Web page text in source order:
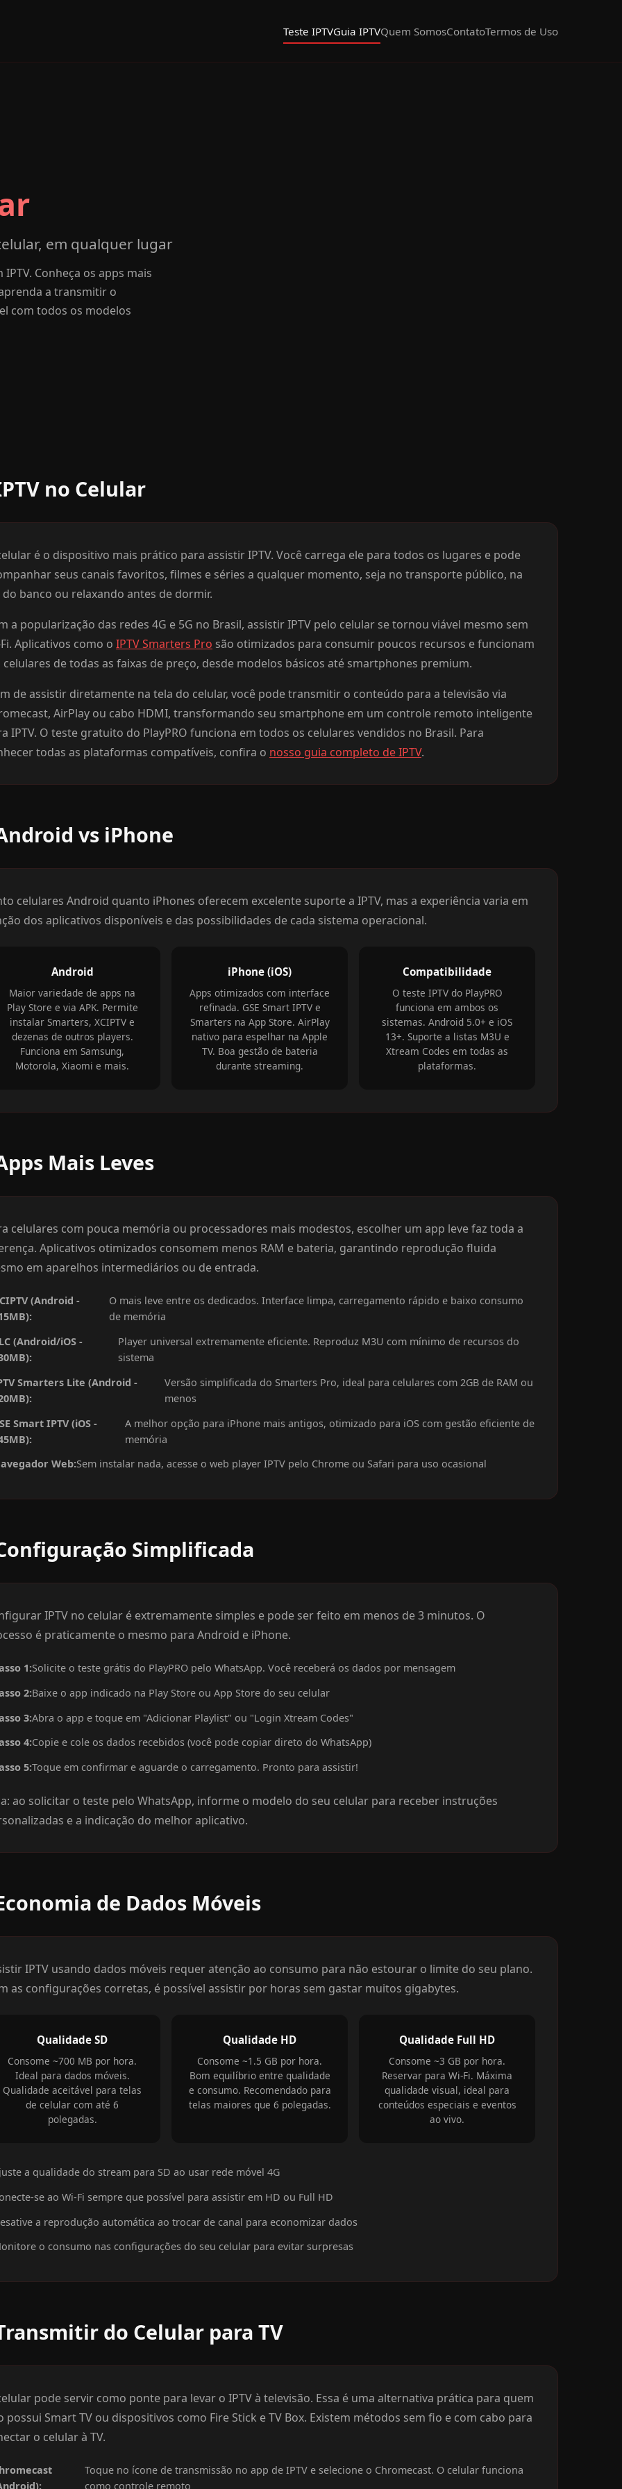
Teste IPTVGuia IPTVQuem SomosContatoTermos de Uso
em qualquer lugar
Conheça os apps mais
a transmitir o
com todos os modelos
no Celular
é o dispositivo mais prático para assistir IPTV. Você carrega ele para todos os lugares e pode
seus canais favoritos, filmes e séries a qualquer momento, seja no transporte público, na
banco ou relaxando antes de dormir.
a popularização das redes 4G e 5G no Brasil, assistir IPTV pelo celular se tornou viável mesmo sem
Aplicativos como o IPTV Smarters Pro são otimizados para consumir poucos recursos e funcionam
celulares de todas as faixas de preço, desde modelos básicos até smartphones premium.
de assistir diretamente na tela do celular, você pode transmitir o conteúdo para a televisão via
AirPlay ou cabo HDMI, transformando seu smartphone em um controle remoto inteligente
IPTV. O teste gratuito do PlayPRO funciona em todos os celulares vendidos no Brasil. Para
todas as plataformas compatíveis, confira o nosso guia completo de IPTV.
vs iPhone
celulares Android quanto iPhones oferecem excelente suporte a IPTV, mas a experiência varia em
dos aplicativos disponíveis e das possibilidades de cada sistema operacional.
Android
Maior variedade de apps na
Play Store e via APK. Permite
instalar Smarters, XCIPTV e
dezenas de outros players.
Funciona em Samsung,
Motorola, Xiaomi e mais.
iPhone (iOS)
Apps otimizados com interface
refinada. GSE Smart IPTV e
Smarters na App Store. AirPlay
nativo para espelhar na Apple
TV. Boa gestão de bateria
durante streaming.
Compatibilidade
O teste IPTV do PlayPRO
funciona em ambos os
sistemas. Android 5.0+ e iOS
13+. Suporte a listas M3U e
Xtream Codes em todas as
plataformas.
Mais Leves
celulares com pouca memória ou processadores mais modestos, escolher um app leve faz toda a
Aplicativos otimizados consomem menos RAM e bateria, garantindo reprodução fluida
em aparelhos intermediários ou de entrada.
(Android -
O mais leve entre os dedicados. Interface limpa, carregamento rápido e baixo consumo
de memória
(Android/iOS -
Player universal extremamente eficiente. Reproduz M3U com mínimo de recursos do
sistema
Smarters Lite (Android -
Versão simplificada do Smarters Pro, ideal para celulares com 2GB de RAM ou
menos
Smart IPTV (iOS -
A melhor opção para iPhone mais antigos, otimizado para iOS com gestão eficiente de
memória
Web:Sem instalar nada, acesse o web player IPTV pelo Chrome ou Safari para uso ocasional
Simplificada
IPTV no celular é extremamente simples e pode ser feito em menos de 3 minutos. O
é praticamente o mesmo para Android e iPhone.
1:Solicite o teste grátis do PlayPRO pelo WhatsApp. Você receberá os dados por mensagem
2:Baixe o app indicado na Play Store ou App Store do seu celular
3:Abra o app e toque em "Adicionar Playlist" ou "Login Xtream Codes"
4:Copie e cole os dados recebidos (você pode copiar direto do WhatsApp)
5:Toque em confirmar e aguarde o carregamento. Pronto para assistir!
ao solicitar o teste pelo WhatsApp, informe o modelo do seu celular para receber instruções
e a indicação do melhor aplicativo.
de Dados Móveis
IPTV usando dados móveis requer atenção ao consumo para não estourar o limite do seu plano.
as configurações corretas, é possível assistir por horas sem gastar muitos gigabytes.
Qualidade SD
Consome ~700 MB por hora.
Ideal para dados móveis.
Qualidade aceitável para telas
de celular com até 6
polegadas.
Qualidade HD
Consome ~1.5 GB por hora.
Bom equilíbrio entre qualidade
e consumo. Recomendado para
telas maiores que 6 polegadas.
Qualidade Full HD
Consome ~3 GB por hora.
Reservar para Wi-Fi. Máxima
qualidade visual, ideal para
conteúdos especiais e eventos
ao vivo.
a qualidade do stream para SD ao usar rede móvel 4G
se ao Wi-Fi sempre que possível para assistir em HD ou Full HD
a reprodução automática ao trocar de canal para economizar dados
o consumo nas configurações do seu celular para evitar surpresas
do Celular para TV
pode servir como ponte para levar o IPTV à televisão. Essa é uma alternativa prática para quem
possui Smart TV ou dispositivos como Fire Stick e TV Box. Existem métodos sem fio e com cabo para
o celular à TV.
Toque no ícone de transmissão no app de IPTV e selecione o Chromecast. O celular funciona
como controle remoto